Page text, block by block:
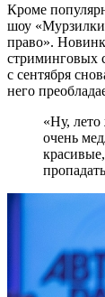
Кроме
шоу
право».
стриминговых
с сентября
него
«Ну,
очень